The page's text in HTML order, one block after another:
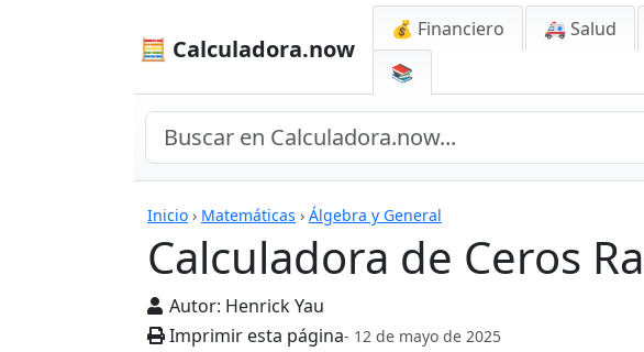
🧮 Calculadora.now
💰 Financiero 🚑 Salud
📚
Inicio › Matemáticas › Álgebra y General
Calculadora de Ceros
Autor: Henrick Yau
Imprimir esta página- 12 de mayo de 2025
Calculadoras